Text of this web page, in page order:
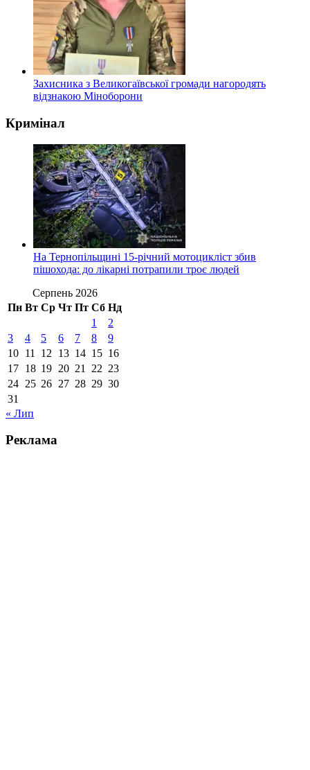
Захисника з Великогаївської громади нагородять
відзнакою Міноборони
Кримінал
На Тернопільщині 15-річний мотоцикліст збив
пішохода: до лікарні потрапили троє людей
Серпень 2026
Пн Вт Ср Чт Пт Сб Нд
1
2
3
4 5 6 7 8
9
10 11 12 13 14 15 16
17 18 19 20 21 22 23
24 25 26 27 28 29 30
31
« Лип
Реклама